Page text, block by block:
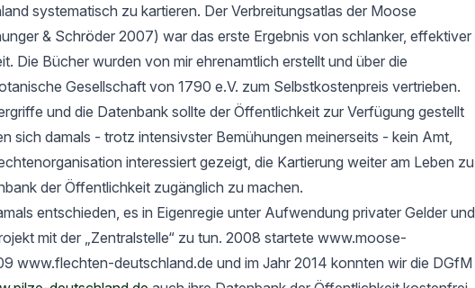
systematisch zu kartieren. Der Verbreitungsatlas der Moose
& Schröder 2007) war das erste Ergebnis von schlanker, effektiver
Die Bücher wurden von mir ehrenamtlich erstellt und über die
Gesellschaft von 1790 e.V. zum Selbstkostenpreis vertrieben.
und die Datenbank sollte der Öffentlichkeit zur Verfügung gestellt
sich damals - trotz intensivster Bemühungen meinerseits - kein Amt,
interessiert gezeigt, die Kartierung weiter am Leben zu
der Öffentlichkeit zugänglich zu machen.
entschieden, es in Eigenregie unter Aufwendung privater Gelder und
mit der „Zentralstelle“ zu tun. 2008 startete www.moose-
www.flechten-deutschland.de und im Jahr 2014 konnten wir die DGfM